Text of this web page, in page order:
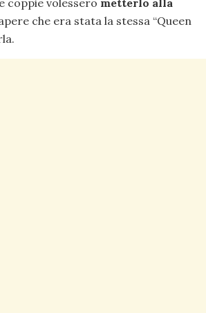
che era stata la stessa “Queen